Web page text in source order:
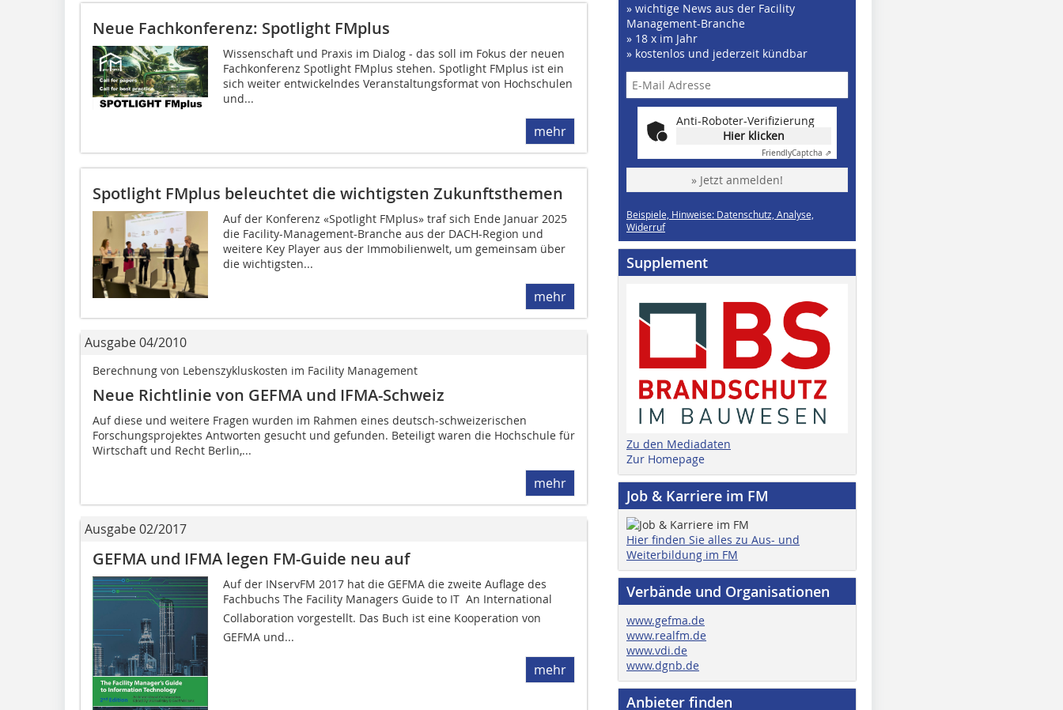
Neue Fachkonferenz: Spotlight FMplus
Wissenschaft und Praxis im Dialog - das soll im Fokus der neuen
Fachkonferenz Spotlight FMplus stehen. Spotlight FMplus ist ein
sich weiter entwickelndes Veranstaltungsformat von Hochschulen
und...
mehr
Spotlight FMplus beleuchtet die wichtigsten Zukunftsthemen
Auf der Konferenz «Spotlight FMplus» traf sich Ende Januar 2025
die Facility-Management-Branche aus der DACH-Region und
weitere Key Player aus der Immobilienwelt, um gemeinsam über
die wichtigsten...
mehr
Ausgabe 04/2010
Berechnung von Lebenszykluskosten im Facility Management
Neue Richtlinie von GEFMA und IFMA-Schweiz
Auf diese und weitere Fragen wurden im Rahmen eines deutsch-schweizerischen
Forschungsprojektes Antworten gesucht und gefunden. Beteiligt waren die Hoch­schule für
Wirtschaft und Recht Berlin,...
mehr
Ausgabe 02/2017
GEFMA und IFMA legen FM-Guide neu auf
Auf der INservFM 2017 hat die GEFMA die zweite Auflage des
Fachbuchs The Facility Managers Guide to IT  An International
Collaboration vorgestellt. Das Buch ist eine Kooperation von
GEFMA und...
mehr
» wichtige News aus der Facility
Management-Branche
» 18 x im Jahr
» kostenlos und jederzeit kündbar
Anti-Roboter-Verifizierung
Hier klicken
FriendlyCaptcha ⇗
» Jetzt anmelden!
Beispiele, Hinweise: Datenschutz, Analyse,
Widerruf
Supplement
Zu den Mediadaten
Zur Homepage
Job & Karriere im FM
Hier finden Sie alles zu Aus- und
Weiterbildung im FM
Verbände und Organisationen
www.gefma.de
www.realfm.de
www.vdi.de
www.dgnb.de
Anbieter finden